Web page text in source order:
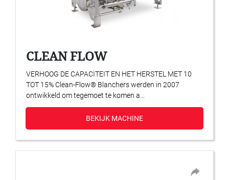
CLEAN FLOW
VERHOOG DE CAPACITEIT EN HET HERSTEL MET 10
TOT 15% Clean-Flow® Blanchers werden in 2007
ontwikkeld om tegemoet te komen a...
BEKIJK MACHINE